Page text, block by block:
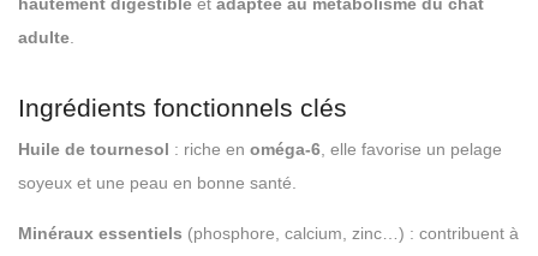
adulte
Ingrédients fonctionnels clés
Huile de tournesol : riche en oméga-6 , elle favorise un pelage
soyeux et une peau en bonne santé.
Minéraux essentiels (phosphore, calcium, zinc…) : contribuent à